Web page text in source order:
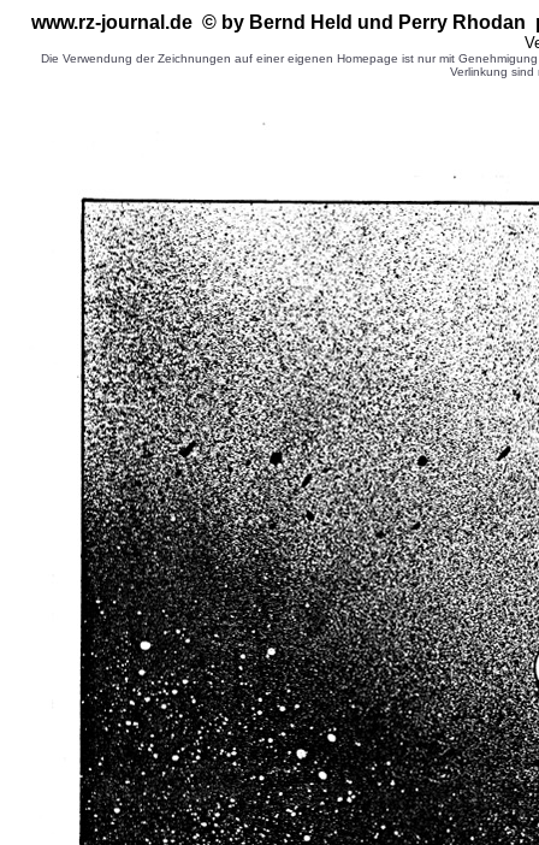
www.rz-journal.de © by Bernd Held und Perry Rhodan
Die Verwendung der Zeichnungen auf einer eigenen Homepage ist nur mit
Verlinkung sind